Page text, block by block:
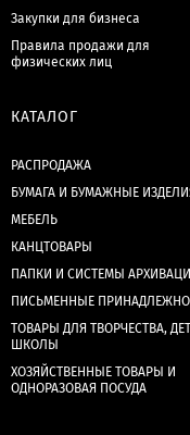
Закупки для бизнеса
Правила продажи для
физических лиц
КАТАЛОГ
РАСПРОДАЖА
БУМАГА И БУМАЖНЫЕ
МЕБЕЛЬ
КАНЦТОВАРЫ
ПАПКИ И СИСТЕМЫ
ПИСЬМЕННЫЕ
ТОВАРЫ ДЛЯ ТВОРЧЕСТВА,
ШКОЛЫ
ХОЗЯЙСТВЕННЫЕ ТОВАРЫ И
ОДНОРАЗОВАЯ ПОСУДА